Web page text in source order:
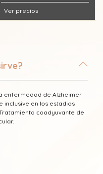
Ver precios
enfermedad de Alzheimer
inclusive en los estadios
coadyuvante de